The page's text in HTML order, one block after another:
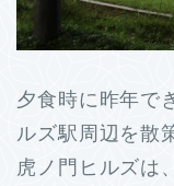
夕食時に昨年で
ルズ駅周辺を散
虎ノ門ヒルズは